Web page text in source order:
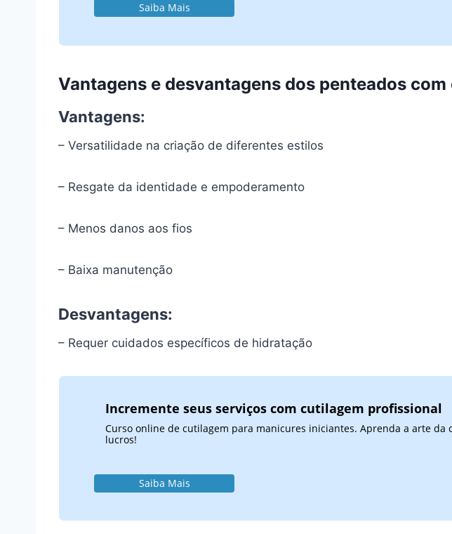
Saiba Mais
Vantagens e desvantagens dos penteados
Vantagens:
– Versatilidade na criação de diferentes estilos
– Resgate da identidade e empoderamento
– Menos danos aos fios
– Baixa manutenção
Desvantagens:
– Requer cuidados específicos de hidratação
Incremente seus serviços com cutilagem profissional
Curso online de cutilagem para manicures iniciantes. Aprenda a arte da
lucros!
Saiba Mais